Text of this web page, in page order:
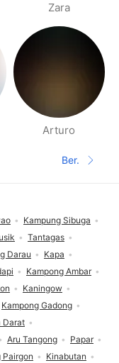
Zara
Arturo
Ber.
Kampung Sibuga
Tantagas
Darau
Kapa
Kampong Ambar
Kaningow
Kampong Gadong
Darat
Aru Tangong
Papar
Pairgon
Kinabutan